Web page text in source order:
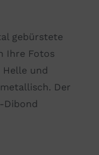
gebürstete
Ihre Fotos
und
Der